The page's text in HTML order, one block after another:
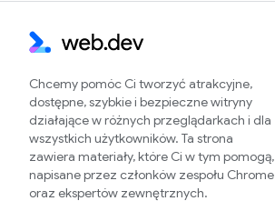
Chcemy pomóc Ci tworzyć atrakcyjne,
dostępne, szybkie i bezpieczne witryny
działające w różnych przeglądarkach i dla
wszystkich użytkowników. Ta strona
zawiera materiały, które Ci w tym pomogą,
napisane przez członków zespołu Chrome
oraz ekspertów zewnętrznych.